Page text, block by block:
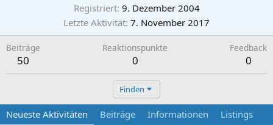
Registriert 9. Dezember 2004
Letzte Aktivität 7. November 2017
Beiträge
50
Reaktionspunkte
0
Feedback
0
Finden
Neueste Aktivitäten Beiträge Informationen Listings